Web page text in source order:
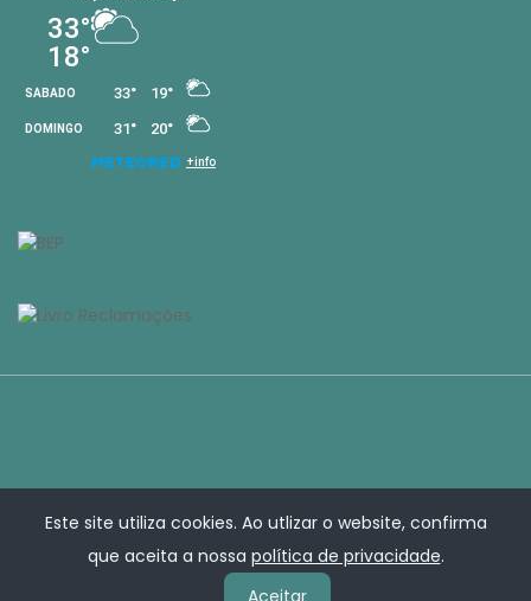
Este site utiliza cookies. Ao utlizar o website, confirma
que aceita a nossa política de privacidade.
Aceitar